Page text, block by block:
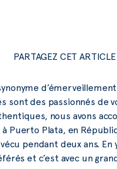
PARTAGEZ CET ARTICLE
sont des passionnés de
nous avons
Puerto Plata, en
pendant deux ans.
et c’est avec un